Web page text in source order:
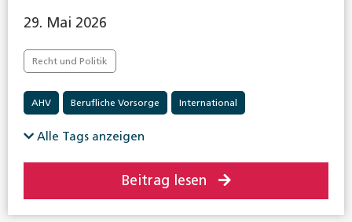
29. Mai 2026
Recht und Politik
AHV Berufliche Vorsorge International
Invalidenversicherung
Alle Tags anzeigen
Beitrag lesen